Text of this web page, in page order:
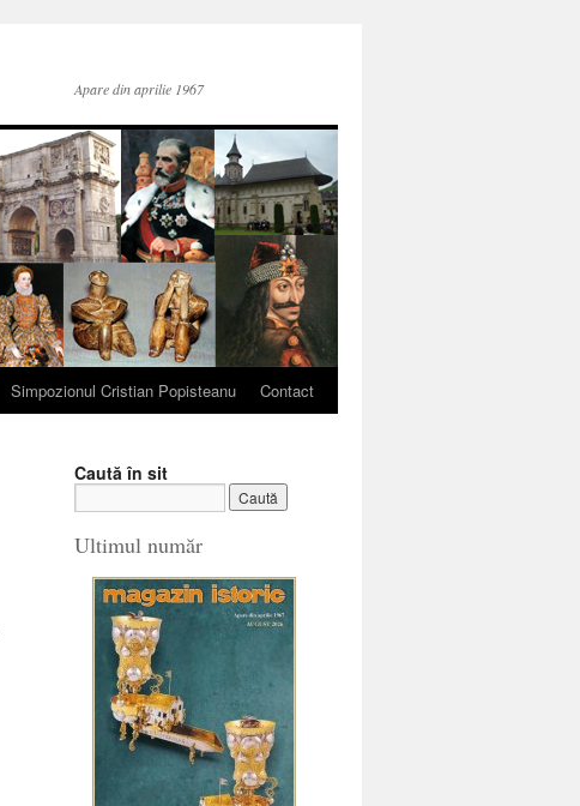
Apare din aprilie 1967
Simpozionul Cristian Popisteanu Contact
Caută în sit
Ultimul număr